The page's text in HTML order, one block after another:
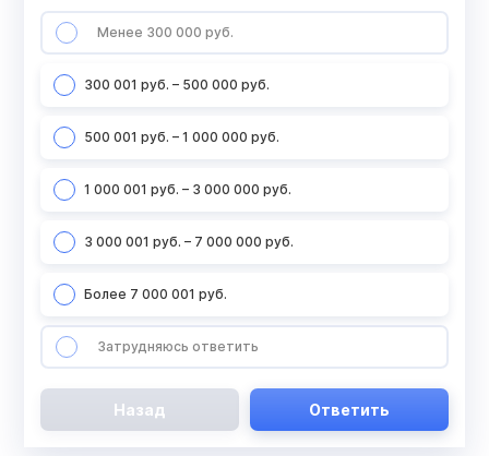
Менее 300 000 руб.
300 001 руб. – 500 000 руб.
500 001 руб. – 1 000 000 руб.
1 000 001 руб. – 3 000 000 руб.
3 000 001 руб. – 7 000 000 руб.
Более 7 000 001 руб.
Затрудняюсь ответить
Назад Ответить